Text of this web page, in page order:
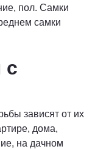
пол. Самки
самки
с
зависят от их
дома,
на дачном